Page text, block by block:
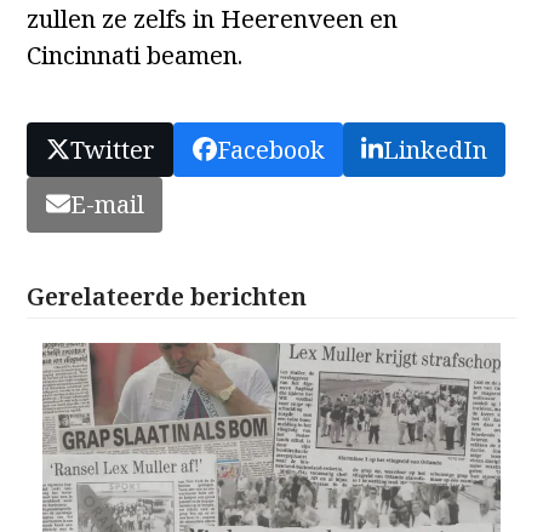
zullen ze zelfs in Heerenveen en
Cincinnati beamen.
Twitter Facebook
LinkedIn
E-mail
Gerelateerde berichten